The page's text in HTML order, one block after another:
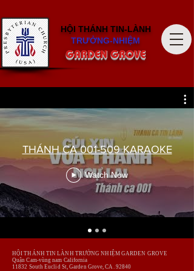
HỘI THÁNH TIN-LÀNH
TRƯỞNG-NHIỆM
GARDEN GROVE
THÁNH CA 001-509 KARAOKE
Watch Now
HỘI THÁNH TIN LÀNH TRƯỞNG NHIỆM GARDEN GROVE
Quận Cam-vùng nam California
​11832 South Euclid St, Garden Grove,CA. 92840